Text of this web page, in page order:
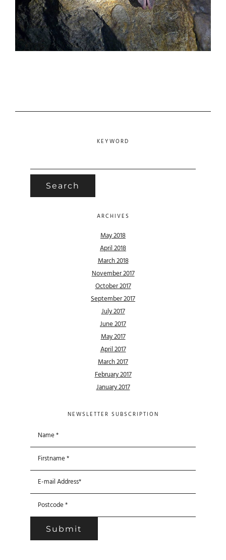
KEYWORD
ARCHIVES
May 2018
April 2018
March 2018
November 2017
October 2017
September 2017
July 2017
June 2017
May 2017
April 2017
March 2017
February 2017
January 2017
NEWSLETTER SUBSCRIPTION